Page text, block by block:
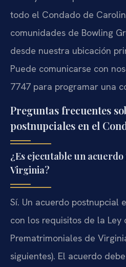
todo el Condado de
comunidades de Bowling
desde nuestra ubicación
Puede comunicarse con
7747 para programar una
Preguntas frecuentes
postnupciales en el
¿Es ejecutable un
Virginia?
Sí. Un acuerdo postnupcial
con los requisitos de la Ley
Prematrimoniales de
siguientes). El acuerdo